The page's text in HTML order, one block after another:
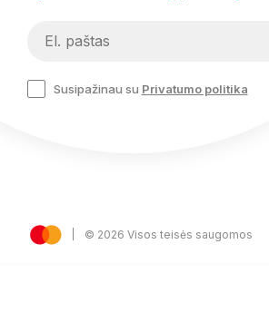
Susipažinau su Privatumo politika
© 2026 Visos teisės saugomos